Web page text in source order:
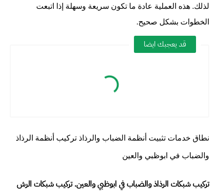
لذلك. هذه العملية عادة ما تكون سريعة وسهلة إذا اتبعت
الخطوات بشكل صحيح.
قد يعجبك ايضا
نطاق خدمات تثبيت أنظمة الضباب والرذاذ تركيب أنظمة الرذاذ
والضباب في ابوظبي والعين
تركيب شبكات الرذاذ والضباب في ابوظبي والعين.تركيب شبكات الرش